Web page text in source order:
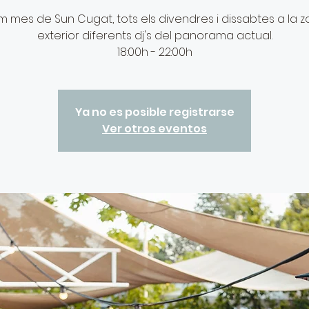
mes de Sun Cugat, tots els divendres i dissabtes a la
exterior diferents dj's del panorama actual.
18:00h - 22:00h
Ya no es posible registrarse
Ver otros eventos